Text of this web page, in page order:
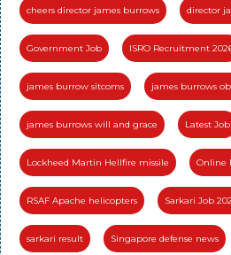
cheers director james burrows director
Government Job ISRO Recruitment
james burrow sitcoms james burrows
james burrows will and grace Latest Job
Lockheed Martin Hellfire missile Online
RSAF Apache helicopters Sarkari Job
sarkari result Singapore defense news